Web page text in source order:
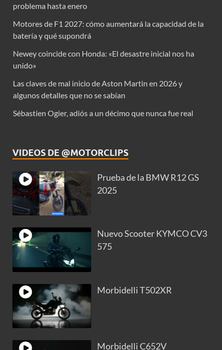
problema hasta enero
Motores de F1 2027: cómo aumentará la capacidad de la
batería y qué supondrá
Newey coincide con Honda: «El desastre inicial nos ha
unido»
Las claves de mal inicio de Aston Martin en 2026 y
algunos detalles que no se sabían
Sébastien Ogier, adiós a un décimo que nunca fue real
VIDEOS DE @MOTORCLIPS
Prueba de la BMW R12 GS
2025
Nuevo Scooter KYMCO CV3
575
Morbidelli T502XR
Morbidelli C652V